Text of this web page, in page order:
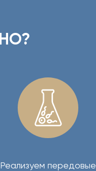
Реализуем передовые